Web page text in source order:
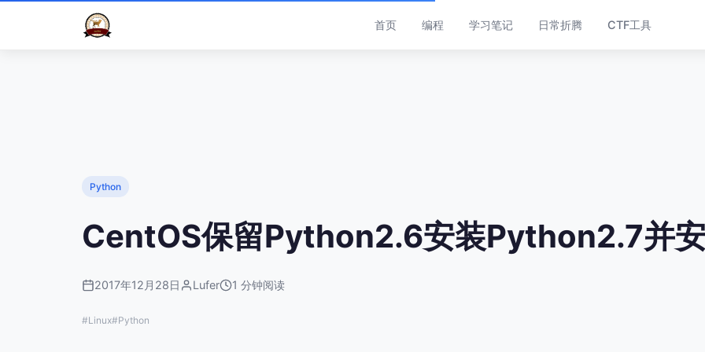
首页 编程 学习笔记 日常折腾 CTF工具
Python
CentOS保留Python2.6安装Python2.7并
2017年12月28日 Lufer 1 分钟阅读
#Linux#Python